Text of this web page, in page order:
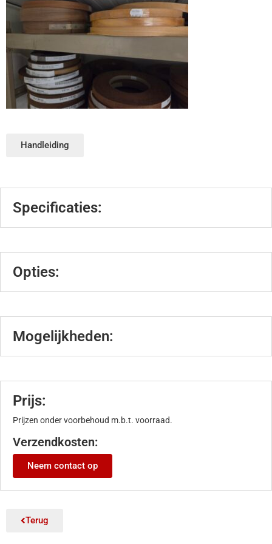
Handleiding
Specificaties:
Opties:
Mogelijkheden:
Prijs:
Prijzen onder voorbehoud m.b.t. voorraad.
Verzendkosten:
Neem contact op
Terug